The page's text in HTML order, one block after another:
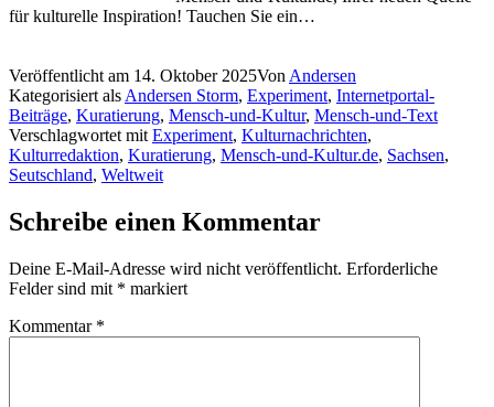
für kulturelle Inspiration! Tauchen Sie ein…
Veröffentlicht am 14. Oktober 2025Von Andersen
Kategorisiert als Andersen Storm, Experiment, Internetportal-
Beiträge, Kuratierung, Mensch-und-Kultur, Mensch-und-Text
Verschlagwortet mit Experiment, Kulturnachrichten,
Kulturredaktion, Kuratierung, Mensch-und-Kultur.de, Sachsen,
Seutschland, Weltweit
Schreibe einen Kommentar
Deine E-Mail-Adresse wird nicht veröffentlicht. Erforderliche
Felder sind mit * markiert
Kommentar *